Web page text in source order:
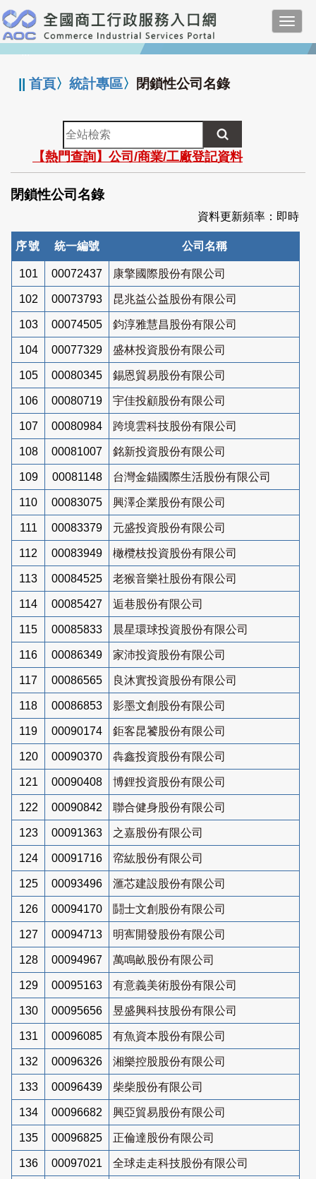
跳
到
主
要
:::
||首頁〉統計專區〉 閉鎖性公司名錄
全
站
檢
索
【熱門查詢】公司/商業/工廠登記資料
閉鎖性公司名錄
資料更新頻率：即時
序號 統一編號 公司名稱
101 00072437 康擎國際股份有限公司
102 00073793 昆兆益公益股份有限公司
103 00074505 鈞淳雅慧昌股份有限公司
104 00077329 盛林投資股份有限公司
105 00080345 錫恩貿易股份有限公司
106 00080719 宇佳投顧股份有限公司
107 00080984 跨境雲科技股份有限公司
108 00081007 銘新投資股份有限公司
109 00081148 台灣金錨國際生活股份有限公司
110 00083075 興澤企業股份有限公司
111 00083379 元盛投資股份有限公司
112 00083949 橄欖枝投資股份有限公司
113 00084525 老猴音樂社股份有限公司
114 00085427 逅巷股份有限公司
115 00085833 晨星環球投資股份有限公司
116 00086349 家沛投資股份有限公司
117 00086565 良沐實投資股份有限公司
118 00086853 影墨文創股份有限公司
119 00090174 鉅客昆饕股份有限公司
120 00090370 犇鑫投資股份有限公司
121 00090408 博鋰投資股份有限公司
122 00090842 聯合健身股份有限公司
123 00091363 之嘉股份有限公司
124 00091716 帟紘股份有限公司
125 00093496 滙芯建設股份有限公司
126 00094170 鬪士文創股份有限公司
127 00094713 明寯開發股份有限公司
128 00094967 萬鳴畝股份有限公司
129 00095163 有意義美術股份有限公司
130 00095656 昱盛興科技股份有限公司
131 00096085 有魚資本股份有限公司
132 00096326 湘樂控股股份有限公司
133 00096439 柴柴股份有限公司
134 00096682 興亞貿易股份有限公司
135 00096825 正倫達股份有限公司
136 00097021 全球走走科技股份有限公司